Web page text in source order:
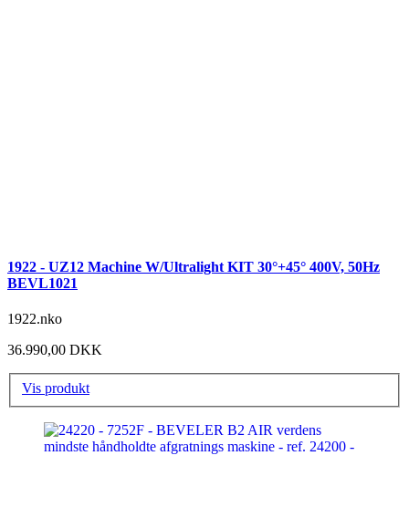
1922 - UZ12 Machine W/Ultralight KIT 30°+45° 400V, 50Hz
BEVL1021
1922.nko
36.990,00 DKK
Vis produkt